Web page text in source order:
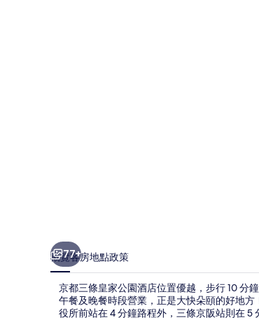
77+
概覽客房地點政策
京都三條皇家公園酒店位置優越，步行 10 分
午餐及晚餐時段營業，正是大快朵頤的好地
役所前站在 4 分鐘路程外，三條京阪站則在 5